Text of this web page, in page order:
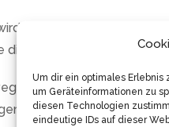
Um dir ein optimales
um Geräteinformationen zu
diesen Technologien
eindeutige IDs auf dieser
nach höchsten
dieses vielseitigen
und vegetarisches
Kundenbewertung